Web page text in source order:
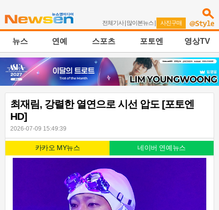
전체기사| 많이본뉴스 | 사진구매
뉴스 연예 스포츠 포토엔 영상TV
최재림, 강렬한 열연으로 시선 압도 [포토엔
HD]
2026-07-09 15:49:39
카카오 MY뉴스 네이버 연예뉴스